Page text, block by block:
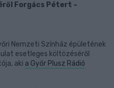
Forgács Pétert –
Nemzeti Színház épületének
esetleges költözéséről
aki a Győr Plusz Rádió